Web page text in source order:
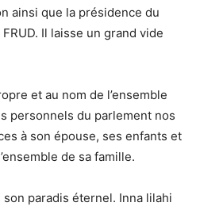
ainsi que la présidence du
Il laisse un grand vide
et au nom de l’ensemble
personnels du parlement nos
à son épouse, ses enfants et
de sa famille.
son paradis éternel. Inna lilahi